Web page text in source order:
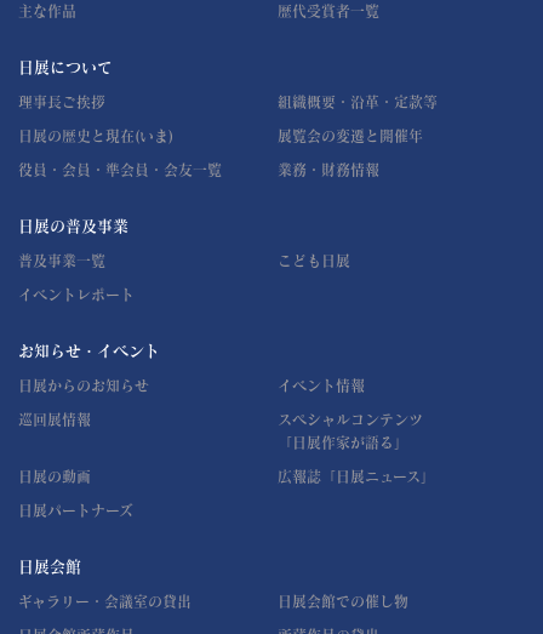
主な作品 歴代受賞者一覧
日展について
理事長ご挨拶 組織概要・沿革・定款等
日展の歴史と現在(いま) 展覧会の変遷と開催年
役員・会員・準会員・会友一覧 業務・財務情報
日展の普及事業
普及事業一覧 こども日展
イベントレポート
お知らせ・イベント
日展からのお知らせ イベント情報
巡回展情報
スペシャルコンテンツ
「日展作家が語る」
日展の動画 広報誌「日展ニュース」
日展パートナーズ
日展会館
ギャラリー・会議室の貸出 日展会館での催し物